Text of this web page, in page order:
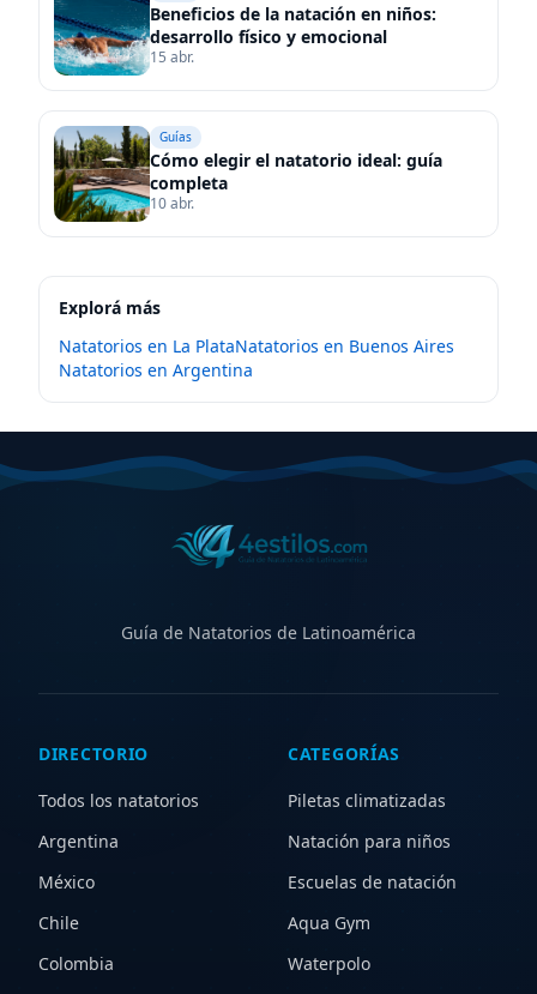
Beneficios de la natación en niños:
desarrollo físico y emocional
15 abr.
Guías
Cómo elegir el natatorio ideal: guía
completa
10 abr.
Explorá más
Natatorios en La PlataNatatorios en Buenos Aires
Natatorios en Argentina
Guía de Natatorios de Latinoamérica
DIRECTORIO
Todos los natatorios
Argentina
México
Chile
Colombia
CATEGORÍAS
Piletas climatizadas
Natación para niños
Escuelas de natación
Aqua Gym
Waterpolo